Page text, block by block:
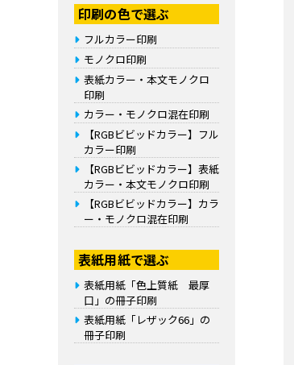
印刷の色で選ぶ
フルカラー印刷
モノクロ印刷
表紙カラー・本文モノクロ
印刷
カラー・モノクロ混在印刷
【RGBビビッドカラー】フル
カラー印刷
【RGBビビッドカラー】表紙
カラー・本文モノクロ印刷
【RGBビビッドカラー】カラ
ー・モノクロ混在印刷
表紙用紙で選ぶ
表紙用紙「色上質紙 最厚
口」の冊子印刷
表紙用紙「レザック66」の
冊子印刷